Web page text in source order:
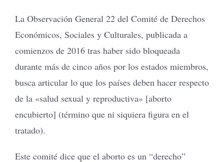
La Observación General 22 del Comité de Derechos
Económicos, Sociales y Culturales, publicada a
comienzos de 2016 tras haber sido bloqueada
durante más de cinco años por los estados miembros,
busca articular lo que los países deben hacer respecto
de la «salud sexual y reproductiva» [aborto
encubierto] (término que ni siquiera figura en el
tratado).
Este comité dice que el aborto es un “derecho”